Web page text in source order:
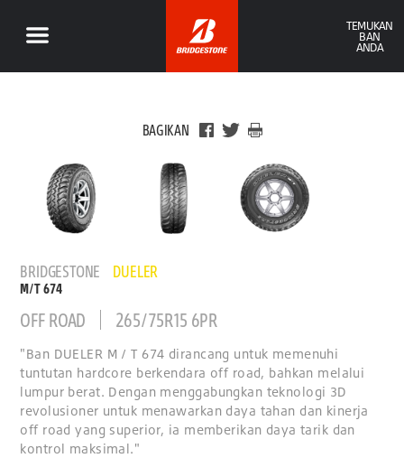
TEMUKAN
BAN
ANDA
BAGIKAN
BRIDGESTONE DUELER
M/T 674
OFF ROAD 265/75R15 6PR
"Ban DUELER M / T 674 dirancang untuk memenuhi
tuntutan hardcore berkendara off road, bahkan melalui
lumpur berat. Dengan menggabungkan teknologi 3D
revolusioner untuk menawarkan daya tahan dan kinerja
off road yang superior, ia memberikan daya tarik dan
kontrol maksimal."